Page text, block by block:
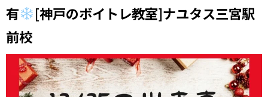
有
[神戸のボイトレ教室]ナユタス三宮駅
前校